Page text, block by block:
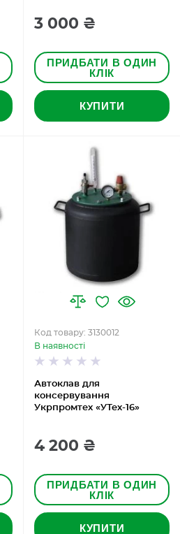
3 000 ₴
ПРИДБАТИ В ОДИН
КЛІК
КУПИТИ
Автоклав для
консервування
Укрпромтех «УТех-16»
Код товару: 3130012
В наявності
4 200 ₴
ПРИДБАТИ В ОДИН
КЛІК
КУПИТИ